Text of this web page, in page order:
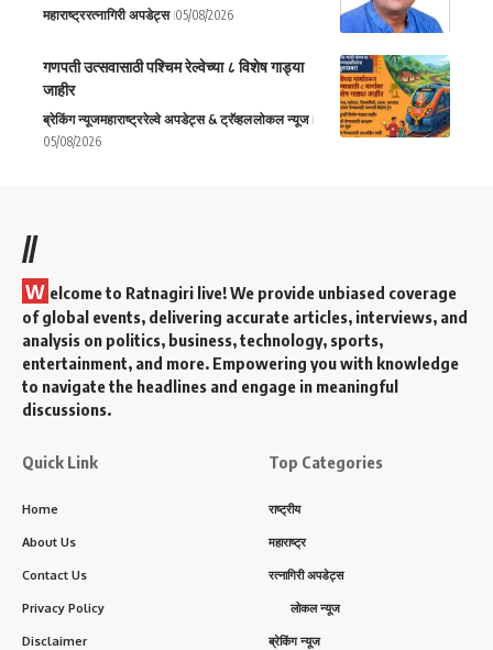
महाराष्ट्ररत्नागिरी अपडेट्स 05/08/2026
गणपती उत्सवासाठी पश्चिम रेल्वेच्या ८ विशेष गाड्या
जाहीर
ब्रेकिंग न्यूजमहाराष्ट्ररेल्वे अपडेट्स & ट्रॅव्हललोकल न्यूज
05/08/2026
//
W elcome to Ratnagiri live! We provide unbiased coverage
of global events, delivering accurate articles, interviews, and
analysis on politics, business, technology, sports,
entertainment, and more. Empowering you with knowledge
to navigate the headlines and engage in meaningful
discussions.
Quick Link
Home
About Us
Contact Us
Privacy Policy
Disclaimer
Top Categories
राष्ट्रीय
महाराष्ट्र
रत्नागिरी अपडेट्स
लोकल न्यूज
ब्रेकिंग न्यूज